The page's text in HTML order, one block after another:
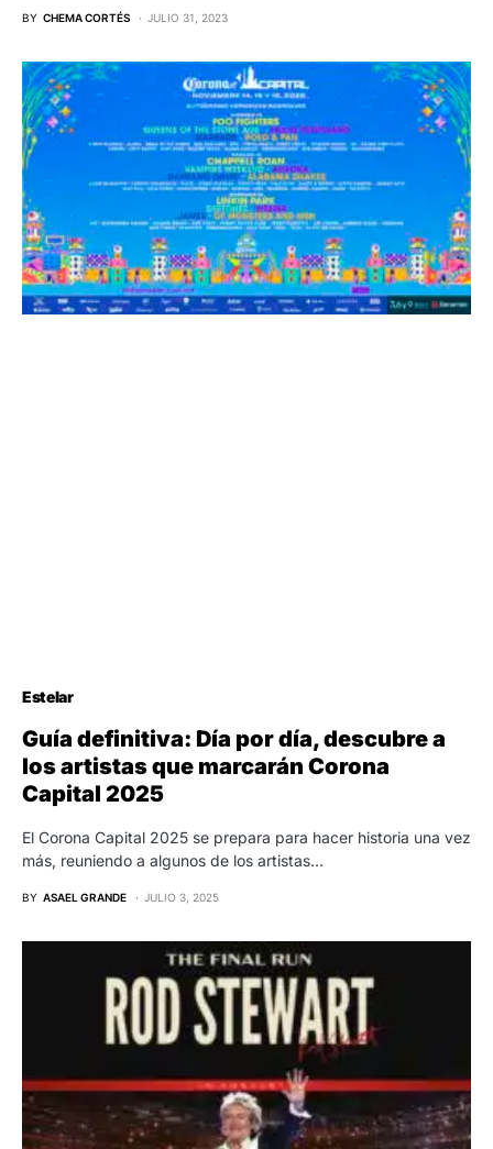
BY CHEMA CORTÉS JULIO 31, 2023
Estelar
Guía definitiva: Día por día, descubre a
los artistas que marcarán Corona
Capital 2025
El Corona Capital 2025 se prepara para hacer historia una vez
más, reuniendo a algunos de los artistas…
BY ASAEL GRANDE JULIO 3, 2025